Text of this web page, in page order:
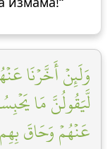
وَلَئِنۡ أَخَّرۡنَا
لَّيَقُولُنَّ مَا
عَنۡهُمۡ وَحَاقَ بِهِم